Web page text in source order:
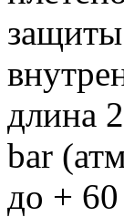
длина
bar
до +